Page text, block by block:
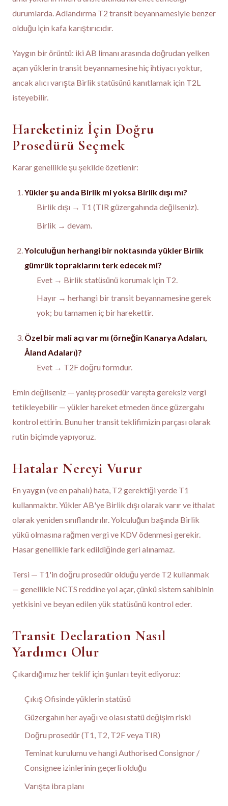
durumlarda. Adlandırma T2 transit beyannamesiyle benzer
olduğu için kafa karıştırıcıdır.
Yaygın bir örüntü: iki AB limanı arasında doğrudan yelken
açan yüklerin transit beyannamesine hiç ihtiyacı yoktur,
ancak alıcı varışta Birlik statüsünü kanıtlamak için T2L
isteyebilir.
Hareketiniz İçin Doğru
Prosedürü Seçmek
Karar genellikle şu şekilde özetlenir:
Yükler şu anda Birlik mi yoksa Birlik dışı mı?
Birlik dışı → T1 (TIR güzergahında değilseniz).
Birlik → devam.
Yolculuğun herhangi bir noktasında yükler Birlik
gümrük topraklarını terk edecek mi?
Evet → Birlik statüsünü korumak için T2.
Hayır → herhangi bir transit beyannamesine gerek
yok; bu tamamen iç bir harekettir.
Özel bir mali açı var mı (örneğin Kanarya Adaları,
Åland Adaları)?
Evet → T2F doğru formdur.
Emin değilseniz — yanlış prosedür varışta gereksiz vergi
tetikleyebilir — yükler hareket etmeden önce güzergahı
kontrol ettirin. Bunu her transit teklifimizin parçası olarak
rutin biçimde yapıyoruz.
Hatalar Nereyi Vurur
En yaygın (ve en pahalı) hata, T2 gerektiği yerde T1
kullanmaktır. Yükler AB'ye Birlik dışı olarak varır ve ithalat
olarak yeniden sınıflandırılır. Yolculuğun başında Birlik
yükü olmasına rağmen vergi ve KDV ödenmesi gerekir.
Hasar genellikle fark edildiğinde geri alınamaz.
Tersi — T1'in doğru prosedür olduğu yerde T2 kullanmak
— genellikle NCTS reddine yol açar, çünkü sistem sahibinin
yetkisini ve beyan edilen yük statüsünü kontrol eder.
Transit Declaration Nasıl
Yardımcı Olur
Çıkardığımız her teklif için şunları teyit ediyoruz:
Çıkış Ofisinde yüklerin statüsü
Güzergahın her ayağı ve olası statü değişim riski
Doğru prosedür (T1, T2, T2F veya TIR)
Teminat kurulumu ve hangi Authorised Consignor /
Consignee izinlerinin geçerli olduğu
Varışta ibra planı